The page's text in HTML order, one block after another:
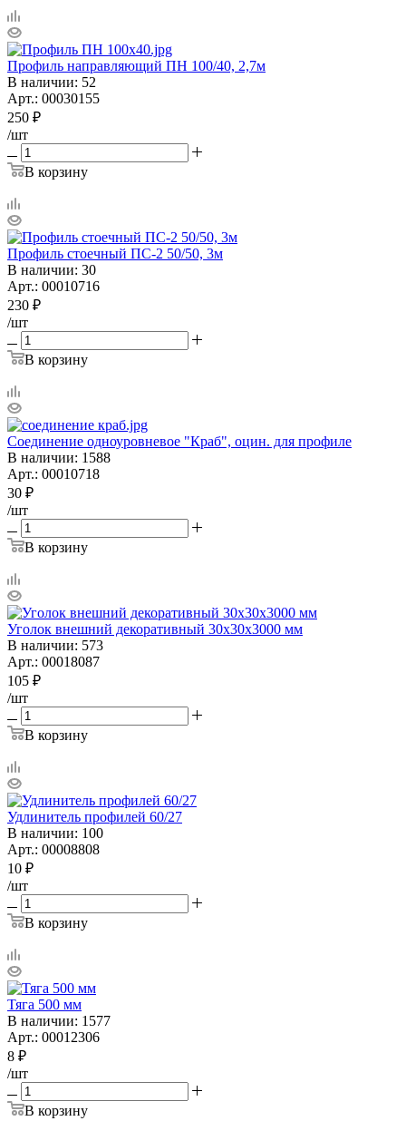
Профиль направляющий ПН 100/40, 2,7м
В наличии: 52
Арт.: 00030155
250 ₽
/шт
В корзину
Профиль стоечный ПС-2 50/50, 3м
В наличии: 30
Арт.: 00010716
230 ₽
/шт
В корзину
Соединение одноуровневое "Краб", оцин. для профиле
В наличии: 1588
Арт.: 00010718
30 ₽
/шт
В корзину
Уголок внешний декоративный 30х30х3000 мм
В наличии: 573
Арт.: 00018087
105 ₽
/шт
В корзину
Удлинитель профилей 60/27
В наличии: 100
Арт.: 00008808
10 ₽
/шт
В корзину
Тяга 500 мм
В наличии: 1577
Арт.: 00012306
8 ₽
/шт
В корзину